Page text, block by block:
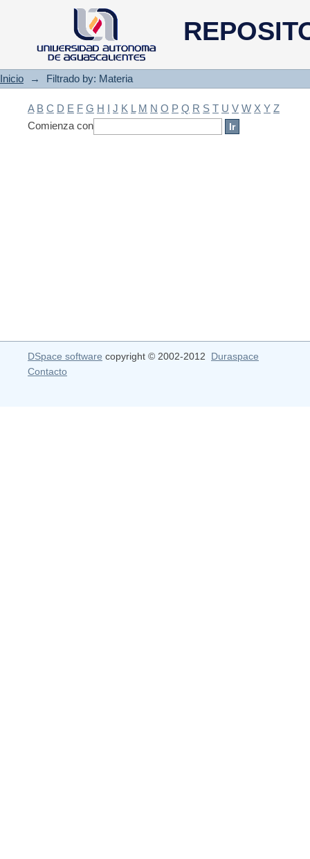
Filtrado by: Materia
Inicio → Filtrado by: Materia
A B C D E F G H I J K L M N O P Q R S T U V W X Y Z
Comienza con
DSpace software copyright © 2002-2012 Duraspace
Contacto